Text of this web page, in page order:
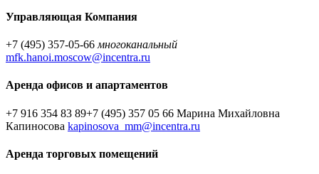
Управляющая Компания
+7 (495) 357-05-66 многоканальный
mfk.hanoi.moscow@incentra.ru
Аренда офисов и апартаментов
+7 916 354 83 89+7 (495) 357 05 66 Марина Михайловна
Капиносова kapinosova_mm@incentra.ru
Аренда торговых помещений